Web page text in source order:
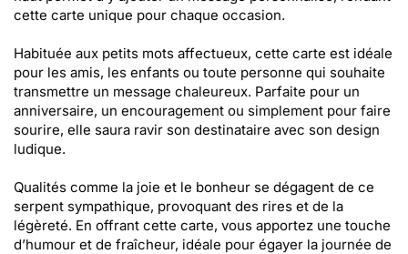
cette carte unique pour chaque occasion.
Habituée aux petits mots affectueux, cette carte est idéale
pour les amis, les enfants ou toute personne qui souhaite
transmettre un message chaleureux. Parfaite pour un
anniversaire, un encouragement ou simplement pour faire
sourire, elle saura ravir son destinataire avec son design
ludique.
Qualités comme la joie et le bonheur se dégagent de ce
serpent sympathique, provoquant des rires et de la
légèreté. En offrant cette carte, vous apportez une touche
d’humour et de fraîcheur, idéale pour égayer la journée de